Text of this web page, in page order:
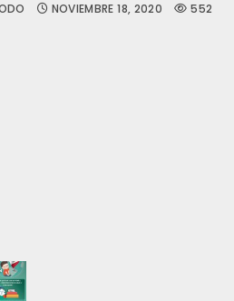
NOVIEMBRE 18, 2020 552